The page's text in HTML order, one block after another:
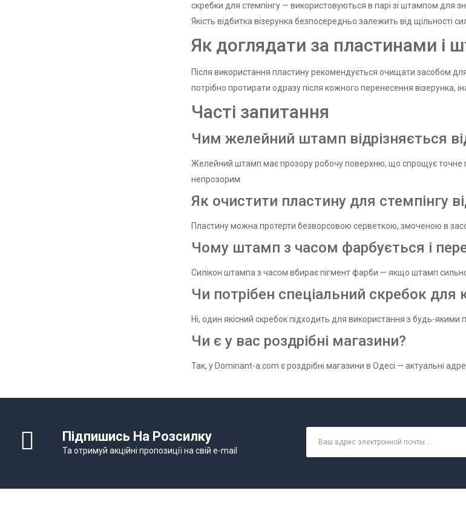
скребки для стемпінгу — використовуються в парі зі штампом для
Якість відбитка візерунка безпосередньо залежить від щільності
Як доглядати за пластинами і
Після використання пластину рекомендується очищати засобом
потрібно протирати одразу після кожного перенесення візерунка,
Часті запитання
Чим желейний штамп відрізняється
Желейний штамп має прозору робочу поверхню, що спрощує точне
непрозорим.
Як очистити пластину для стемпінгу
Пластину можна протерти безворсовою серветкою, змоченою в
Чому штамп з часом фарбується і
Силікон штампа з часом вбирає пігмент фарби — якщо штамп
Чи потрібен спеціальний скребок для
Ні, один якісний скребок підходить для використання з будь-якими
Чи є у вас роздрібні магазини?
Так, у Dominant-a.com є роздрібні магазини в Одесі — актуальні
Підпишись На Розсилку
Та отримуй акційні пропозиції на свій e-mail